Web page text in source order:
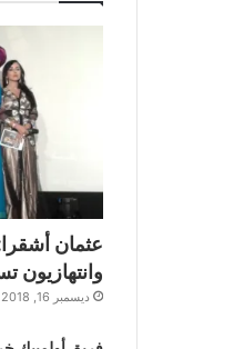
عثمان
وانتهازيون
ديسمبر 16, 2018